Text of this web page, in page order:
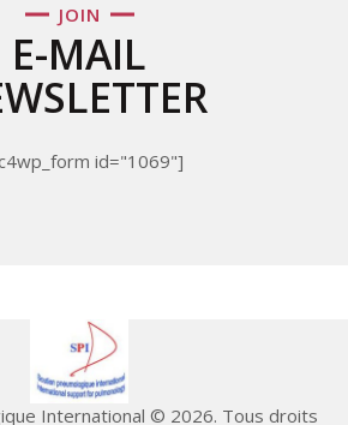
JOIN
E-MAIL
id="1069"]
International © 2026. Tous droits